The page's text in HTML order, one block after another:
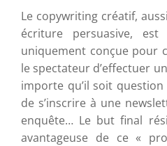
Le copywriting créatif,
écriture persuasive,
uniquement conçue pour
le spectateur d’effectuer
importe qu’il soit question
de s’inscrire à une
enquête… Le but final
avantageuse de ce «